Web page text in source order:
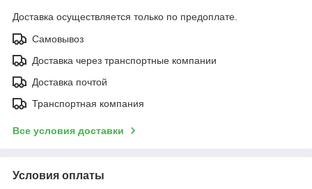
Доставка осуществляется только по предоплате.
Самовывоз
Доставка через транспортные компании
Доставка почтой
Транспортная компания
Все условия доставки
Условия оплаты